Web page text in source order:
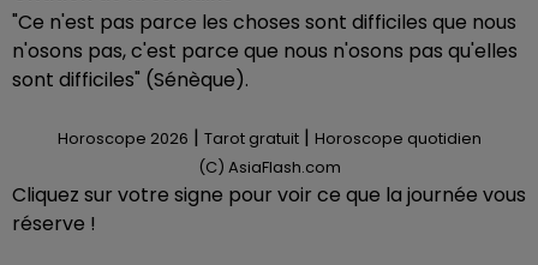
"Ce n'est pas parce les choses sont difficiles que nous
n'osons pas, c'est parce que nous n'osons pas qu'elles
sont difficiles" (Sénèque).
Horoscope 2026 | Tarot gratuit| Horoscope quotidien
(C) AsiaFlash.com
Cliquez sur votre signe pour voir ce que la journée vous
réserve !